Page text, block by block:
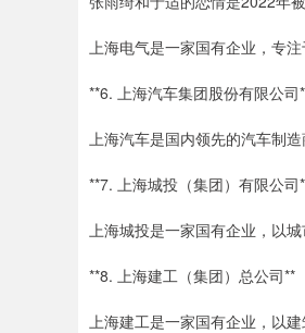
上海电气是一家国有企业，专
**6. 上海汽车集团股份有限公司
上海汽车是国内领先的汽车制
**7. 上海城投（集团）有限公司
上海城投是一家国有企业，以
**8. 上海建工（集团）总公司**
上海建工是一家国有企业，以